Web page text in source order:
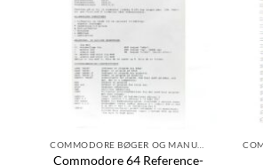
Commodore 64 Reference-